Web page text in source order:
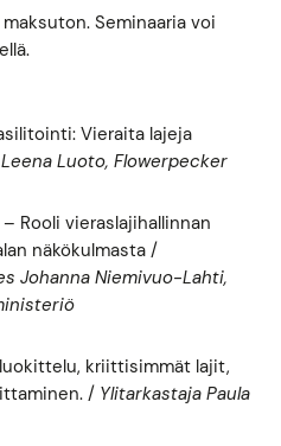
Seminaaria voi
Vieraita lajeja
Luoto, Flowerpecker
Rooli vieraslajihallinnan
näkökulmasta /
Johanna Niemivuo-Lahti,
kriittisimmät lajit,
/ Ylitarkastaja Paula